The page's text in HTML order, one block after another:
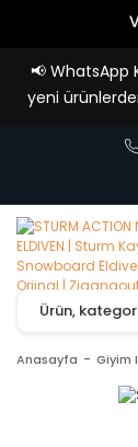
📢 WhatsApp
yeni
Anasayfa Giyim